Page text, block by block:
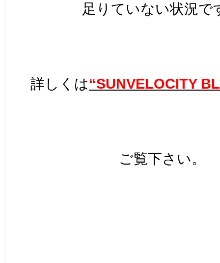
足りていない状況で
詳しくは“SUNVELOCITY
ご覧下さい。